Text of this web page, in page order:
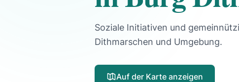
Soziale Initiativen und
Dithmarschen und Umgebung.
Auf der Karte anzeigen